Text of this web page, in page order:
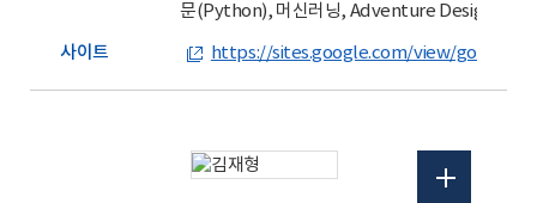
문(Python), 머신러닝, Adventure Design II
사이트 https://sites.google.com/view/gooddsp